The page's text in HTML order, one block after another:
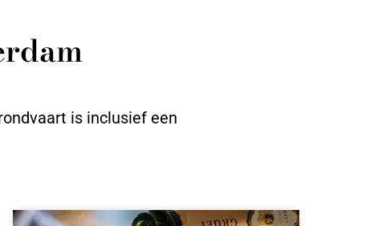
is inclusief een